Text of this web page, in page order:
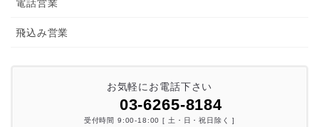
電話営業
飛込み営業
お気軽にお電話下さい
03-6265-8184
受付時間 9:00-18:00 [ 土・日・祝日除く ]